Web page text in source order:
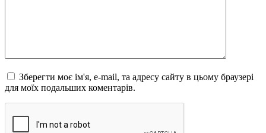
Зберегти моє ім'я, e-mail, та адресу сайту в цьому браузері
для моїх подальших коментарів.